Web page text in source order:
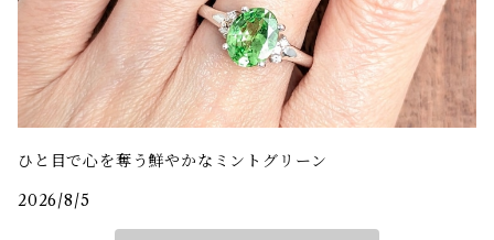
ひと目で心を奪う鮮やかなミントグリーン
2026/8/5